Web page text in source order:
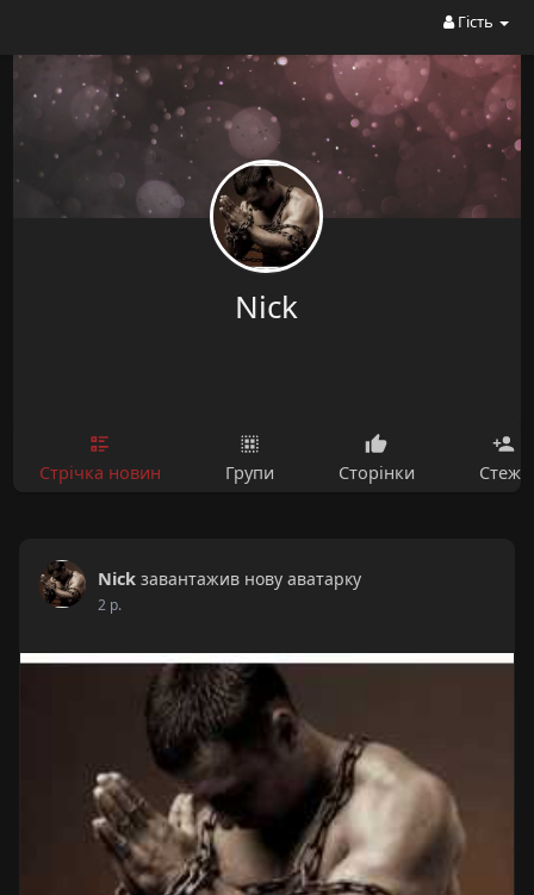
Гість
Nick
Стрічка новин Групи Сторінки Стежу
Nick завантажив нову аватарку
2 р.